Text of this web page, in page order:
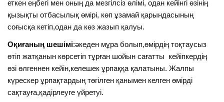
еткен еңбегі мен оның да мезгілсіз өлімі, одан кейінгі өзінің
қызықты отбасылық өмірі, көп ұзамай қарындасының
соғысқа кетіп,одан да көз жазып қалуы.
Оқиғаның шешімі:әкеден мұра болып,өмірдің тоқтаусыз
өтіп жатқанын көрсетіп тұрған шойын сағатты кейіпкердің
өзі өлгеннен кейін,келешек ұрпаққа қалатыны. Жалпы
күрескер ұрпақтардың төгілген қанымен келген өмірді
сақтауға,қадірлеуге үйретуі.